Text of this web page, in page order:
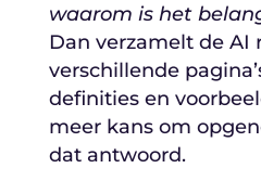
waarom is het
Dan verzamelt de AI
verschillende
definities en
meer kans om
dat antwoord.